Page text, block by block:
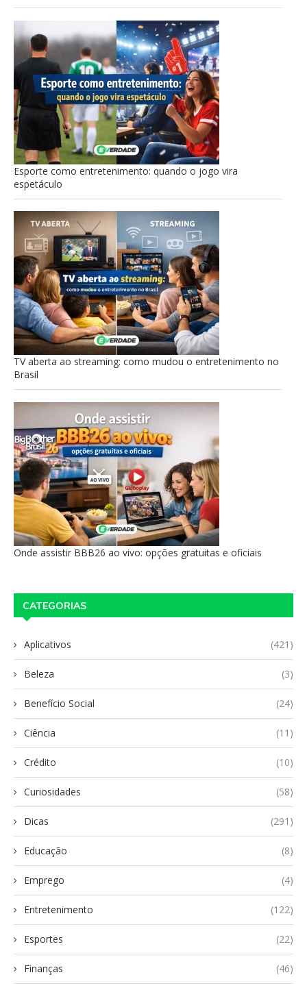
Esporte como entretenimento: quando o jogo vira
espetáculo
TV aberta ao streaming: como mudou o entretenimento no
Brasil
Onde assistir BBB26 ao vivo: opções gratuitas e oficiais
CATEGORIAS
Aplicativos (421)
Beleza (3)
Benefício Social (24)
Ciência (11)
Crédito (10)
Curiosidades (58)
Dicas (291)
Educação (8)
Emprego (4)
Entretenimento (122)
Esportes (22)
Finanças (46)